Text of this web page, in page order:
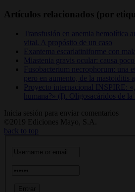
Artículos relacionados (por
Transfusión en anemia hemolítica
vital. A propósito de un caso
Exantema escarlatiniforme con
Miastenia gravis ocular: causa
Fusobacterium necrophorum: una
pero en aumento, de la mastoiditis
Proyecto internacional INSPIRE:
humana?» (I). Oligosacáridos de la
Inicia sesión para enviar comentarios
©2019 Ediciones Mayo, S.A.
back to top